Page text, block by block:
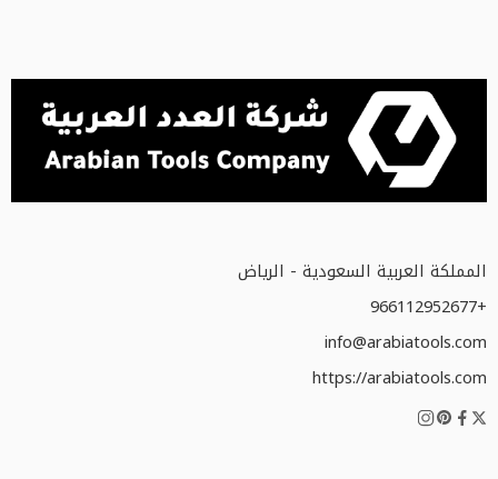
المملكة العربية السعودية - الرياض
+966112952677
info@arabiatools.com
https://arabiatools.com